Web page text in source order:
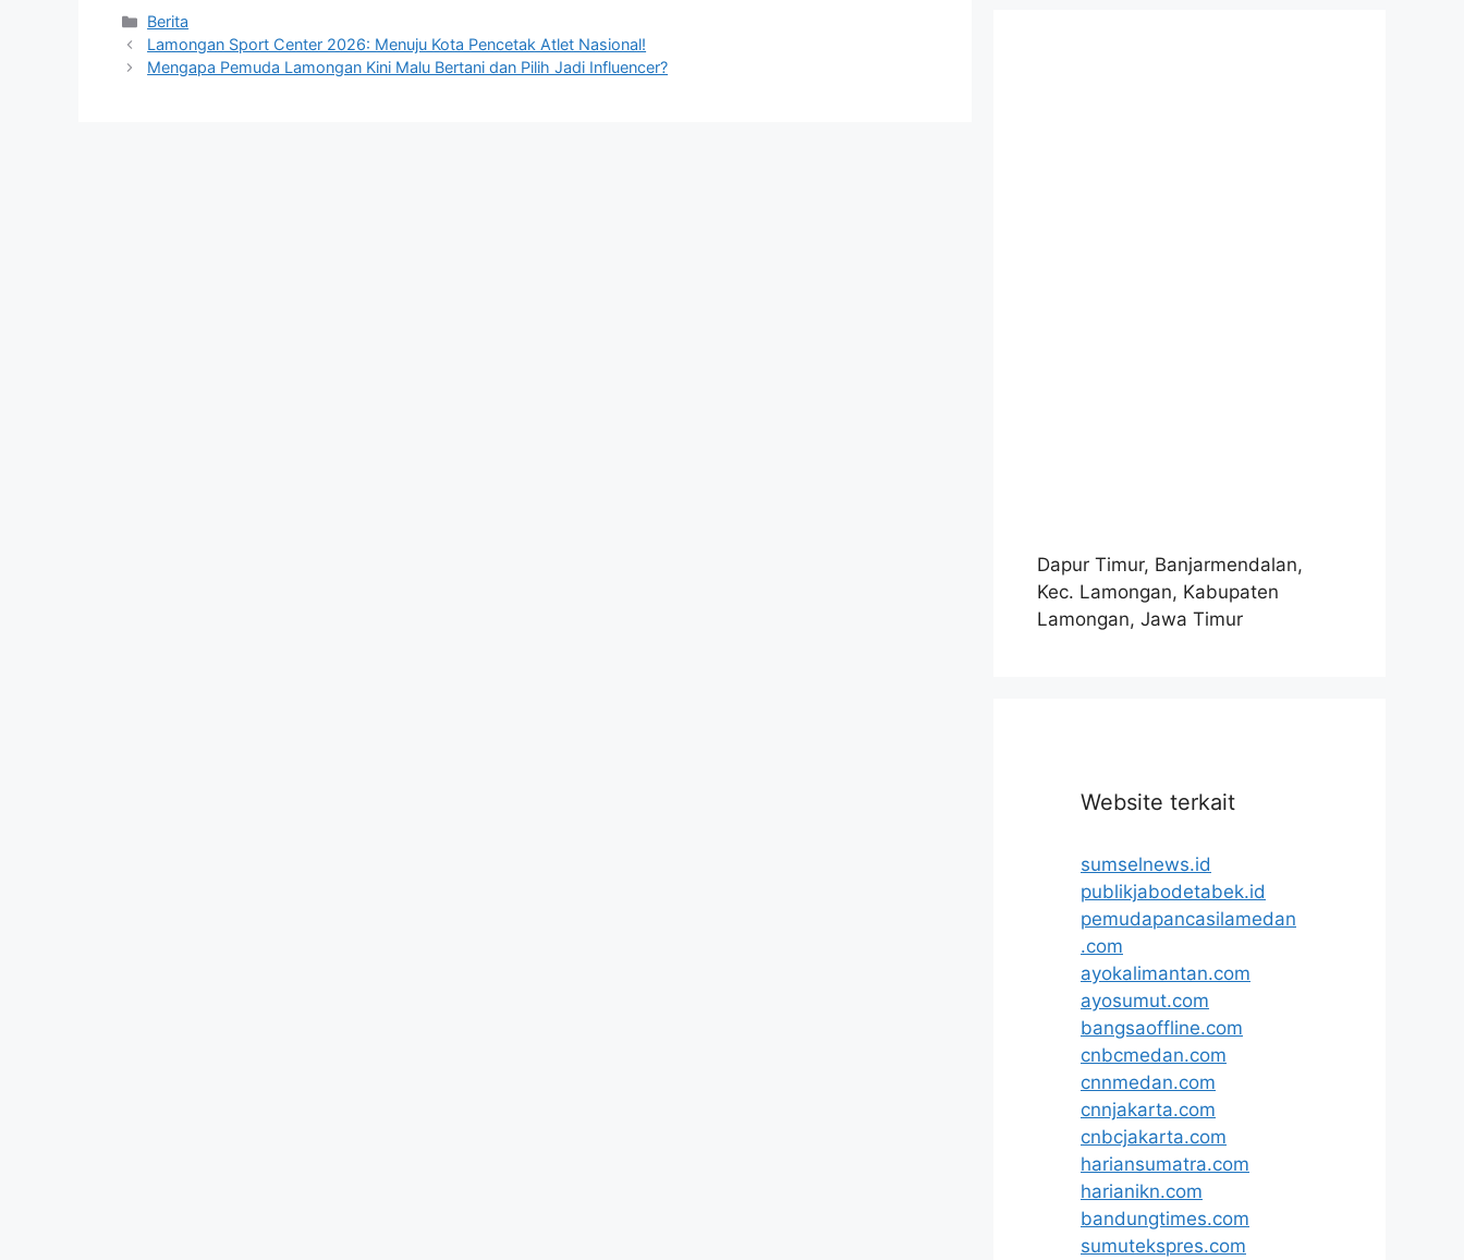
Kategori
Berita
Lamongan Sport Center 2026: Menuju Kota Pencetak Atlet Nasional!
Mengapa Pemuda Lamongan Kini Malu Bertani dan Pilih Jadi Influencer?
Dapur Timur, Banjarmendalan,
Kec. Lamongan, Kabupaten
Lamongan, Jawa Timur
Website terkait
sumselnews.id
publikjabodetabek.id
pemudapancasilamedan
.com
ayokalimantan.com
ayosumut.com
bangsaoffline.com
cnbcmedan.com
cnnmedan.com
cnnjakarta.com
cnbcjakarta.com
hariansumatra.com
harianikn.com
bandungtimes.com
sumutekspres.com